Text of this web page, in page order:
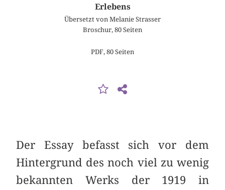
Erlebens
Übersetzt von Melanie Strasser
Broschur, 80 Seiten
PDF, 80 Seiten
Der Essay befasst sich vor dem
Hintergrund des noch viel zu wenig
bekannten Werks der 1919 in